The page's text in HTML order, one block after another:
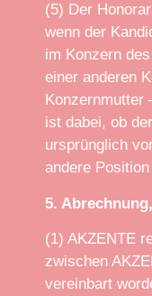
(5) Der
wenn der
im Konzern
einer anderen
Konzernmutter
ist dabei, ob
ursprünglich
andere
5.
(1) AKZENTE
zwischen
vereinbart